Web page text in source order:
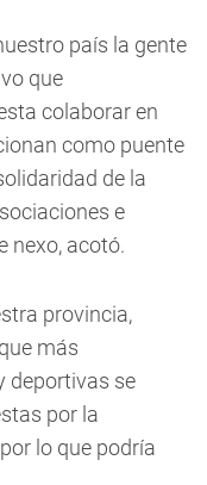
país la gente
que
colaborar en
como puente
de la
e
acotó.
provincia,
más
deportivas se
por la
lo que podría